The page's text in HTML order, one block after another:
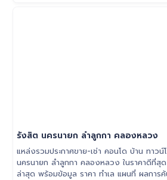
รังสิต นครนายก ลำลูกกา คลองหลวง
แหล่งรวมประกาศขาย-เช่า คอนโด บ้าน ทาว
นครนายก ลำลูกกา คลองหลวง ในราคาดีที่สุด ค้นหาง่าย อัพเดทใหม่
ล่าสุด พร้อมข้อมูล ราคา ทำเล แผนที่ ผลการค้